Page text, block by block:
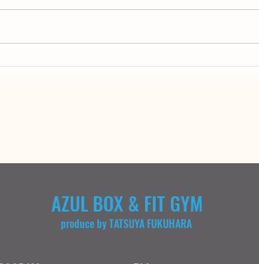
AZUL BOX & FIT GYM
produce by TATSUYA FUKUHARA